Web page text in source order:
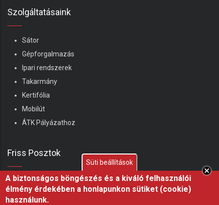
Szolgáltatásaink
Sátor
Gépforgalmazás
Ipari rendszerek
Takarmány
Kertifólia
Mobilút
ÁTK Pályázathoz
Friss Posztok
Shelterall juhhodály – Ha ma kezdenék juhászatba,
ezt építeném meg
Süti beállítások
A biztonságos böngészés és a kiváló felhasználói
élmény érdekében a honlapunkon sütiket (cookie)
használunk.